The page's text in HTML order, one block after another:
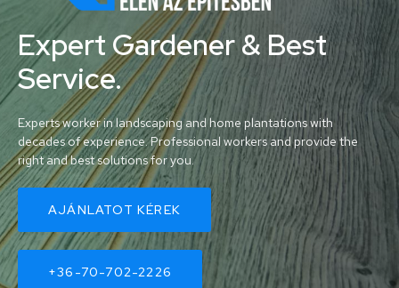
Expert Gardener & Best
Service.
Experts worker in landscaping and home plantations with
decades of experience. Professional workers and provide the
right and best solutions for you.
AJÁNLATOT KÉREK
+36-70-702-2226